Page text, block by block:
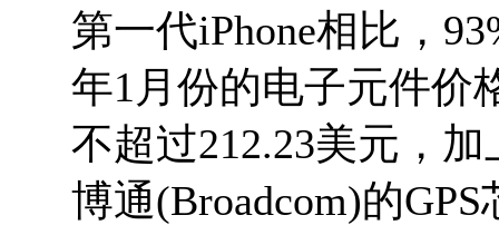
第一代iPhone相比，
年1月份的电子元件价
不超过212.23美元，
博通(Broadcom)的